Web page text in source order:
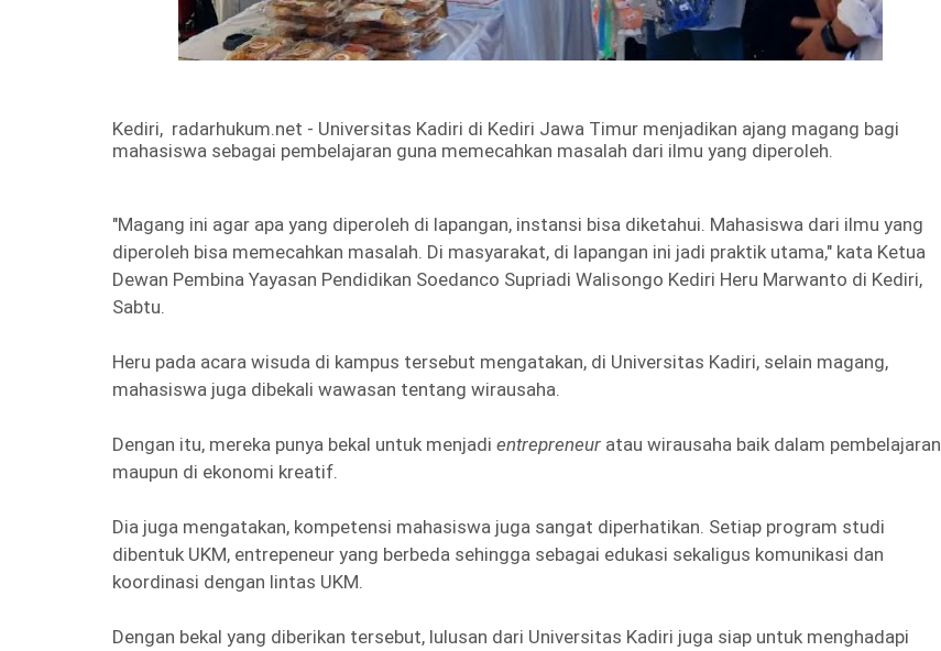
Kediri, radarhukum.net - Universitas Kadiri di Kediri Jawa Timur menjadikan ajang magang bagi
mahasiswa sebagai pembelajaran guna memecahkan masalah dari ilmu yang diperoleh.
"Magang ini agar apa yang diperoleh di lapangan, instansi bisa diketahui. Mahasiswa dari ilmu yang
diperoleh bisa memecahkan masalah. Di masyarakat, di lapangan ini jadi praktik utama," kata Ketua
Dewan Pembina Yayasan Pendidikan Soedanco Supriadi Walisongo Kediri Heru Marwanto di Kediri,
Sabtu.
Heru pada acara wisuda di kampus tersebut mengatakan, di Universitas Kadiri, selain magang,
mahasiswa juga dibekali wawasan tentang wirausaha.
Dengan itu, mereka punya bekal untuk menjadi entrepreneur atau wirausaha baik dalam pembelajaran
maupun di ekonomi kreatif.
Dia juga mengatakan, kompetensi mahasiswa juga sangat diperhatikan. Setiap program studi
dibentuk UKM, entrepeneur yang berbeda sehingga sebagai edukasi sekaligus komunikasi dan
koordinasi dengan lintas UKM.
Dengan bekal yang diberikan tersebut, lulusan dari Universitas Kadiri juga siap untuk menghadapi